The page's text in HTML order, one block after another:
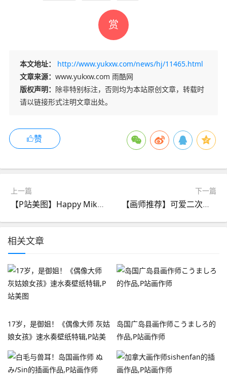
赏
本文地址：
http://www.yukxw.com/news/hj/11465.html
文章来源： www.yukxw.com 雨酷网
版权声明： 除非特别标注，否则均为本站原创文章，转载时
请以链接形式注明文章出处。
赞
上一篇
【P站美图】Happy Miku Day！2024初音未来日贺图特辑
下一篇
【画师推荐】可爱二次元萌妹子！画师seoji的插画作品推荐
相关文章
17岁，是御姐！《偶像大师 灰姑
娘女孩》速水奏壁纸特辑,P站美
图
岛国广岛县画作师こうましろ的
作品,P站画作师